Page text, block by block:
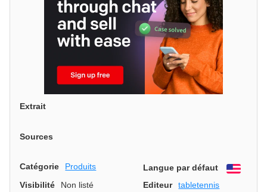
Extrait
Sources
Catégorie Produits Langue par défaut
Visibilité
Non listé Editeur
tabletennis